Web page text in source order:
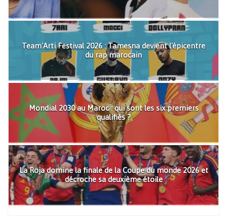
Team'Arti Festival 2026 : Tamesna devient l'épicentre
du rap marocain
Mondial 2030 au Maroc : qui sont les six premiers
qualifiés ?
La Roja domine la finale de la Coupe du monde 2026 et
décroche sa deuxième étoile